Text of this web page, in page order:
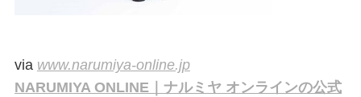
via www.narumiya-online.jp
NARUMIYA ONLINE｜ナルミヤ オンラインの公式